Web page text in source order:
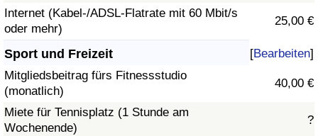
Internet (Kabel-/ADSL-Flatrate mit 60 Mbit/s
oder mehr)
25,00 €
Sport und Freizeit [Bearbeiten]
Mitgliedsbeitrag fürs Fitnessstudio
(monatlich)
40,00 €
Miete für Tennisplatz (1 Stunde am
Wochenende)
?